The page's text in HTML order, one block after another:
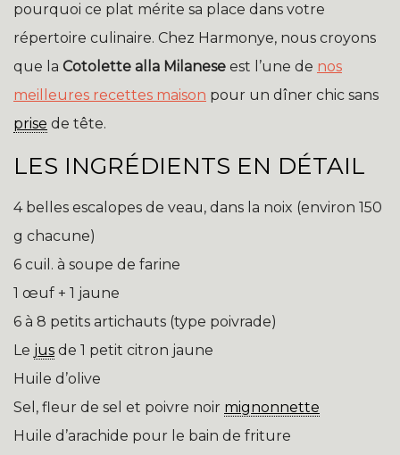
pourquoi ce plat mérite sa place dans votre
répertoire culinaire. Chez Harmonye, nous croyons
que la Cotolette alla Milanese est l’une de nos
meilleures recettes maison pour un dîner chic sans
prise de tête.
LES INGRÉDIENTS EN DÉTAIL
4 belles escalopes de veau, dans la noix (environ 150
g chacune)
6 cuil. à soupe de farine
1 œuf + 1 jaune
6 à 8 petits artichauts (type poivrade)
Le jus de 1 petit citron jaune
Huile d’olive
Sel, fleur de sel et poivre noir mignonnette
Huile d’arachide pour le bain de friture